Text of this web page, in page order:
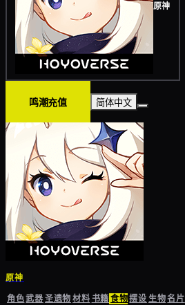
原神
鸣潮充值 简体中文
原神
角色武器圣遗物材料书籍食物摆设生物名片